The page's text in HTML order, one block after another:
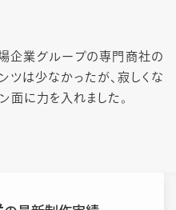
企業グループの専門商社の
ツは少なかったが、寂しくな
面に力を入れました。